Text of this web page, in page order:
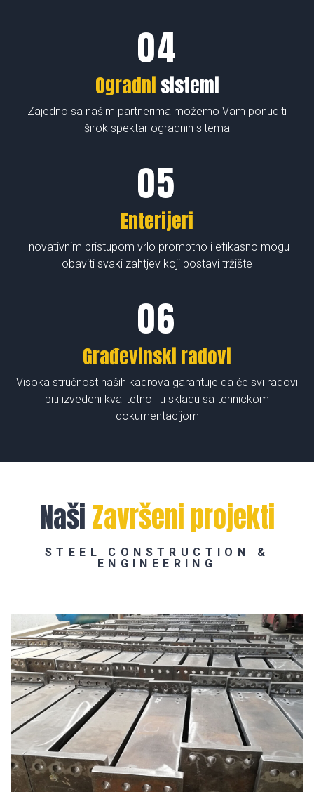
Ogradnisistemi
Zajedno sa našim partnerima možemo Vam ponuditi
širok spektar ogradnih sitema
Enterijeri
Inovativnim pristupom vrlo promptno i efikasno mogu
obaviti svaki zahtjev koji postavi tržište
Građevinski radovi
Visoka stručnost naših kadrova garantuje da će svi radovi
biti izvedeni kvalitetno i u skladu sa tehnickom
dokumentacijom
NašiZavršeni projekti
STEEL CONSTRUCTION &
ENGINEERING